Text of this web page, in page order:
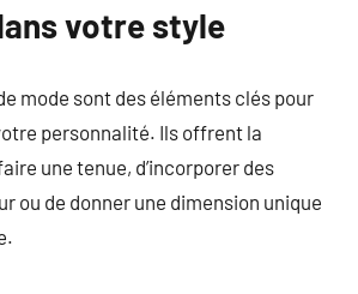
votre style
mode sont des éléments clés pour
personnalité. Ils offrent la
une tenue, d’incorporer des
ou de donner une dimension unique